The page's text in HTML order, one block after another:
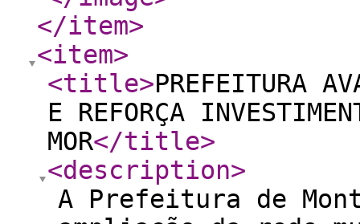
</item>
<item>
<title>PREFEITURA
E REFORÇA
MOR</title>
<description>
A Prefeitura de